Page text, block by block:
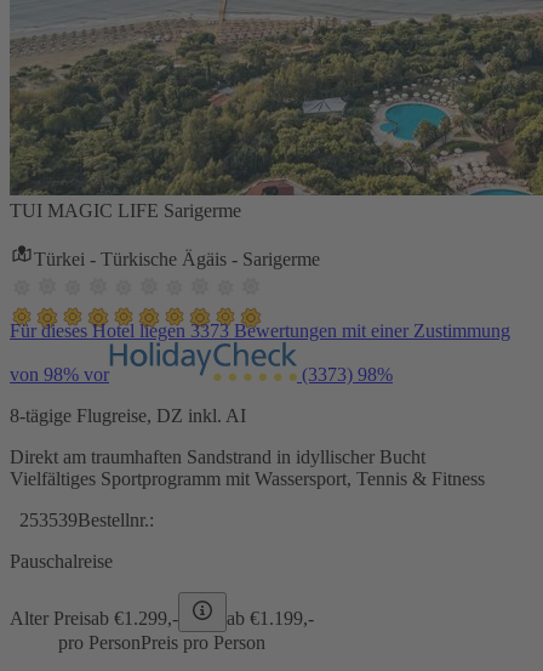
TUI MAGIC LIFE Sarigerme
Türkei - Türkische Ägäis - Sarigerme
Für dieses Hotel liegen 3373 Bewertungen mit einer Zustimmung
von 98% vor (3373) 98%
8-tägige Flugreise, DZ inkl. AI
Direkt am traumhaften Sandstrand in idyllischer Bucht
Vielfältiges Sportprogramm mit Wassersport, Tennis & Fitness
253539Bestellnr.:
Pauschalreise
Alter Preisab €1.299,- ab €1.199,-
pro PersonPreis pro Person